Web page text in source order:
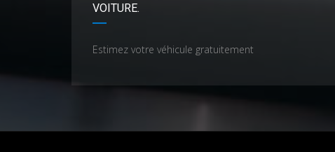
VOITURE.
Estimez votre véhicule gratuitement